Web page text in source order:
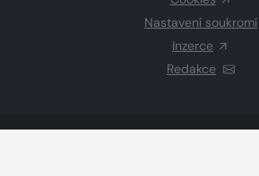
Nastavení soukromí
Inzerce
Redakce